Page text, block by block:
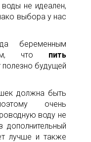
воды не идеален,
выбора у нас
беременным
что пить
полезно будущей
должна быть
очень
воду не
дополнительный
лучше и также